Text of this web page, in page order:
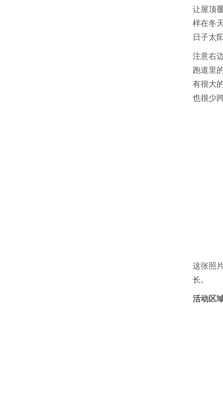
让屋顶
样在冬
日子太
注意右
跑道里
有很大
也很少
这张照
长。
活动区